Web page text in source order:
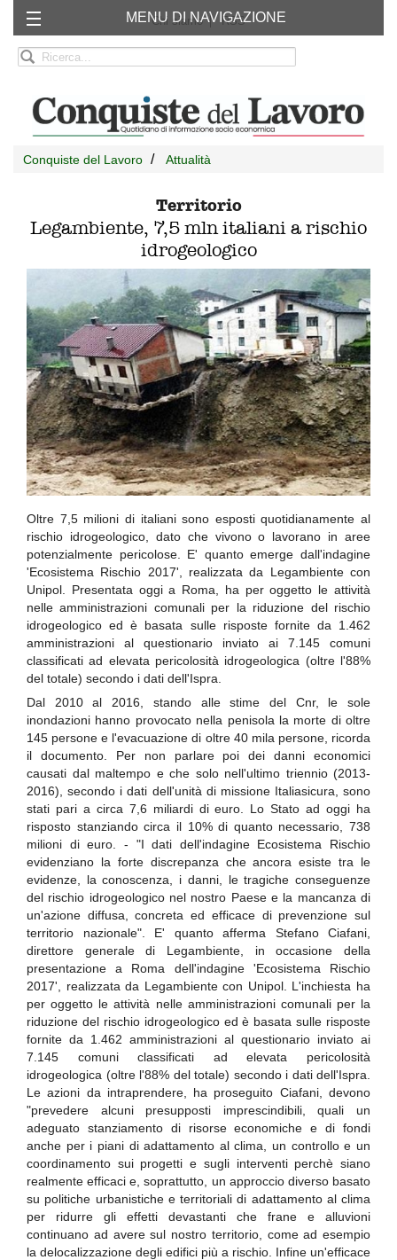
Chi siamo RSS
MENU DI NAVIGAZIONE
Conquiste del Lavoro Attualità
Territorio
Legambiente, 7,5 mln italiani a rischio
idrogeologico
Oltre 7,5 milioni di italiani sono esposti quotidianamente al
rischio idrogeologico, dato che vivono o lavorano in aree
potenzialmente pericolose. E' quanto emerge dall'indagine
'Ecosistema Rischio 2017', realizzata da Legambiente con
Unipol. Presentata oggi a Roma, ha per oggetto le attività
nelle amministrazioni comunali per la riduzione del rischio
idrogeologico ed è basata sulle risposte fornite da 1.462
amministrazioni al questionario inviato ai 7.145 comuni
classificati ad elevata pericolosità idrogeologica (oltre l'88%
del totale) secondo i dati dell'Ispra.
Dal 2010 al 2016, stando alle stime del Cnr, le sole
inondazioni hanno provocato nella penisola la morte di oltre
145 persone e l'evacuazione di oltre 40 mila persone, ricorda
il documento. Per non parlare poi dei danni economici
causati dal maltempo e che solo nell'ultimo triennio (2013-
2016), secondo i dati dell'unità di missione Italiasicura, sono
stati pari a circa 7,6 miliardi di euro. Lo Stato ad oggi ha
risposto stanziando circa il 10% di quanto necessario, 738
milioni di euro. - "I dati dell'indagine Ecosistema Rischio
evidenziano la forte discrepanza che ancora esiste tra le
evidenze, la conoscenza, i danni, le tragiche conseguenze
del rischio idrogeologico nel nostro Paese e la mancanza di
un'azione diffusa, concreta ed efficace di prevenzione sul
territorio nazionale". E' quanto afferma Stefano Ciafani,
direttore generale di Legambiente, in occasione della
presentazione a Roma dell'indagine 'Ecosistema Rischio
2017', realizzata da Legambiente con Unipol. L'inchiesta ha
per oggetto le attività nelle amministrazioni comunali per la
riduzione del rischio idrogeologico ed è basata sulle risposte
fornite da 1.462 amministrazioni al questionario inviato ai
7.145 comuni classificati ad elevata pericolosità
idrogeologica (oltre l'88% del totale) secondo i dati dell'Ispra.
Le azioni da intraprendere, ha proseguito Ciafani, devono
"prevedere alcuni presupposti imprescindibili, quali un
adeguato stanziamento di risorse economiche e di fondi
anche per i piani di adattamento al clima, un controllo e un
coordinamento sui progetti e sugli interventi perchè siano
realmente efficaci e, soprattutto, un approccio diverso basato
su politiche urbanistiche e territoriali di adattamento al clima
per ridurre gli effetti devastanti che frane e alluvioni
continuano ad avere sul nostro territorio, come ad esempio
la delocalizzazione degli edifici più a rischio. Infine un'efficace